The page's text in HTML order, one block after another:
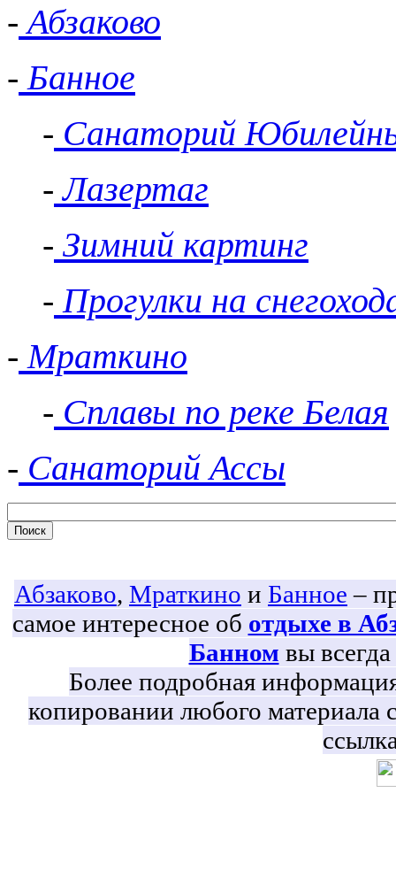
- Абзаково
- Банное
- Санаторий
- Лазертаг
- Зимний картинг
- Прогулки на
- Мраткино
- Сплавы по реке Белая
- Санаторий Ассы
Абзаково, Мраткино и Банное –
самое интересное об отдыхе в
Банном вы
Более подробная
копировании любого материала